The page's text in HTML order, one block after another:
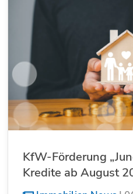
KfW-Förderung
Kredite ab August